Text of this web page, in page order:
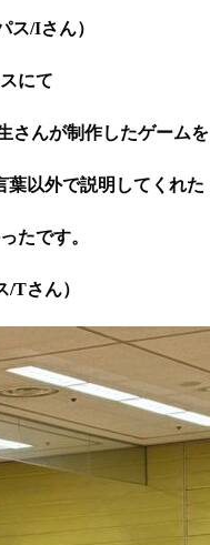
ス/Iさん）
にて
さんが制作したゲームを
葉以外で説明してくれた
たです。
/Tさん）